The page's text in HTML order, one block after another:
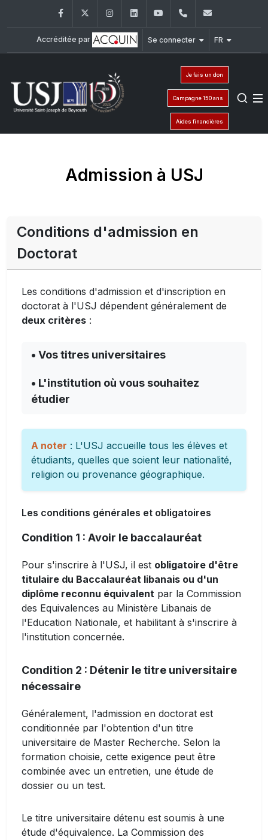
FacebookTwitter InstagramLinkedInYouTube+961 (1) 421 000
Accréditée par Se connecter FR
Je fais un don
Campagne 150 ans
Aides financières
Admission à USJ
Conditions d'admission en
Doctorat
Les conditions d'admission et d'inscription en
doctorat à l'USJ dépendent généralement de
deux critères :
• Vos titres universitaires
• L'institution où vous souhaitez
étudier
A noter : L'USJ accueille tous les élèves et
étudiants, quelles que soient leur nationalité,
religion ou provenance géographique.
Les conditions générales et obligatoires
Condition 1 : Avoir le baccalauréat
Pour s'inscrire à l'USJ, il est obligatoire d'être
titulaire du Baccalauréat libanais ou d'un
diplôme reconnu équivalent par la Commission
des Equivalences au Ministère Libanais de
l'Education Nationale, et habilitant à s'inscrire à
l'institution concernée.
Condition 2 : Détenir le titre universitaire
nécessaire
Généralement, l'admission en doctorat est
conditionnée par l'obtention d'un titre
universitaire de Master Recherche. Selon la
formation choisie, cette exigence peut être
combinée avec un entretien, une étude de
dossier ou un test.
Le titre universitaire détenu est soumis à une
étude d'équivalence. La Commission des